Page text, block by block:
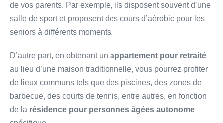
de vos parents. Par exemple, ils disposent souvent d’une
salle de sport et proposent des cours d’aérobic pour les
seniors à différents moments.
D’autre part, en obtenant un appartement pour retraité
au lieu d’une maison traditionnelle, vous pourrez profiter
de lieux communs tels que des piscines, des zones de
barbecue, des courts de tennis, entre autres, en fonction
de la résidence pour personnes âgées autonome